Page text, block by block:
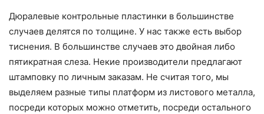
Дюралевые контрольные пластинки в большинстве
случаев делятся по толщине. У нас также есть выбор
тиснения. В большинстве случаев это двойная либо
пятикратная слеза. Некие производители предлагают
штамповку по личным заказам. Не считая того, мы
выделяем разные типы платформ из листового металла,
посреди которых можно отметить, посреди остального